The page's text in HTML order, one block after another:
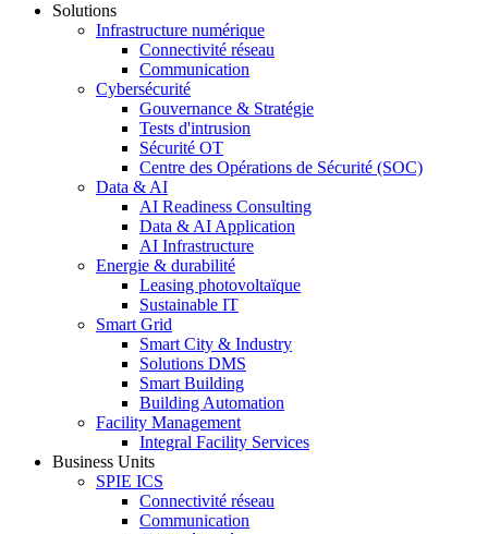
Solutions
Infrastructure numérique
Connectivité réseau
Communication
Cybersécurité
Gouvernance & Stratégie
Tests d'intrusion
Sécurité OT
Centre des Opérations de Sécurité (SOC)
Data & AI
AI Readiness Consulting
Data & AI Application
AI Infrastructure
Energie & durabilité
Leasing photovoltaïque
Sustainable IT
Smart Grid
Smart City & Industry
Solutions DMS
Smart Building
Building Automation
Facility Management
Integral Facility Services
Business Units
SPIE ICS
Connectivité réseau
Communication